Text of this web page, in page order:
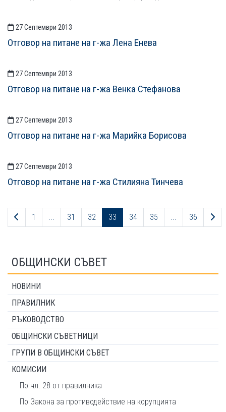
27 Септември 2013
Отговор на питане на г-жа Лена Енева
27 Септември 2013
Отговор на питане на г-жа Венка Стефанова
27 Септември 2013
Отговор на питане на г-жа Марийка Борисова
27 Септември 2013
Отговор на питане на г-жа Стилияна Тинчева
Предходна страница
1 ... 31 32 33 34 35 ... 36
ОБЩИНСКИ СЪВЕТ
НОВИНИ
ПРАВИЛНИК
РЪКОВОДСТВО
ОБЩИНСКИ СЪВЕТНИЦИ
ГРУПИ В ОБЩИНСКИ СЪВЕТ
КОМИСИИ
По чл. 28 от правилника
По Закона за противодействие на корупцията